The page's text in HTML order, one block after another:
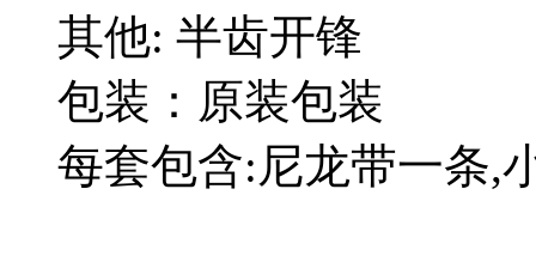
其他: 半齿开锋
包装：原装包装
每套包含:尼龙带一条,